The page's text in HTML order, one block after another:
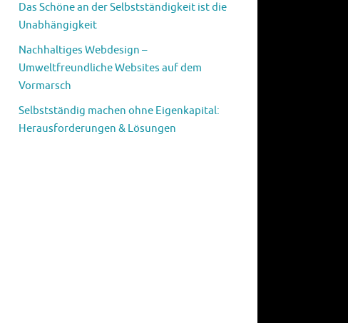
Das Schöne an der Selbstständigkeit ist die
Unabhängigkeit
Nachhaltiges Webdesign –
Umweltfreundliche Websites auf dem
Vormarsch
Selbstständig machen ohne Eigenkapital:
Herausforderungen & Lösungen